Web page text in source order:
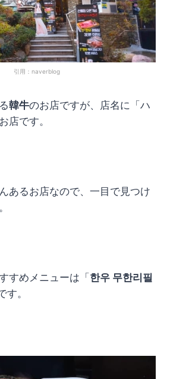
引用：naverblog
韓牛のお店ですが、店名に「ハ
店です。
あるお店なので、一目で見つけ
すめメニューは「 한우 무한리필
す。